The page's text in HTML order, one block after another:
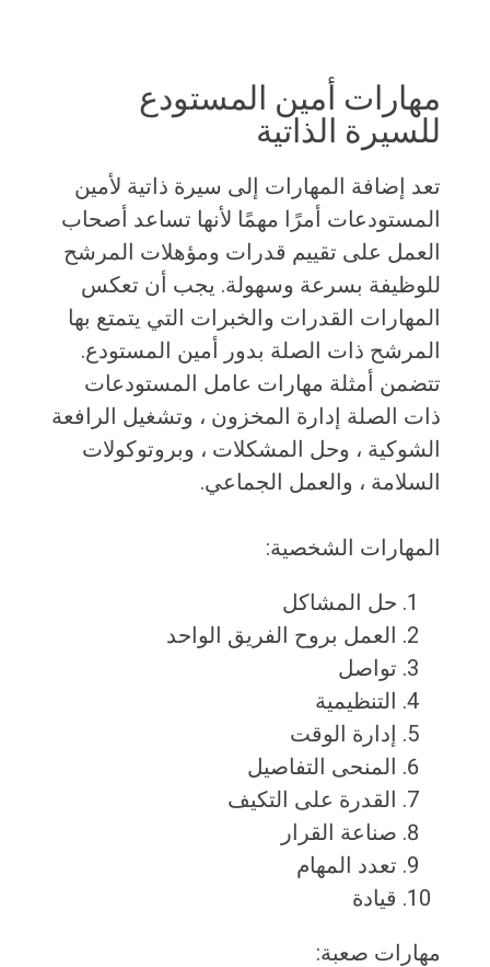
مهارات أمين المستودع
للسيرة الذاتية
تعد إضافة المهارات إلى سيرة ذاتية لأمين
المستودعات أمرًا مهمًا لأنها تساعد أصحاب
العمل على تقييم قدرات ومؤهلات المرشح
للوظيفة بسرعة وسهولة. يجب أن تعكس
المهارات القدرات والخبرات التي يتمتع بها
المرشح ذات الصلة بدور أمين المستودع.
تتضمن أمثلة مهارات عامل المستودعات
ذات الصلة إدارة المخزون ، وتشغيل الرافعة
الشوكية ، وحل المشكلات ، وبروتوكولات
السلامة ، والعمل الجماعي.
المهارات الشخصية:
حل المشاكل
العمل بروح الفريق الواحد
تواصل
التنظيمية
إدارة الوقت
المنحى التفاصيل
القدرة على التكيف
صناعة القرار
تعدد المهام
قيادة
مهارات صعبة: